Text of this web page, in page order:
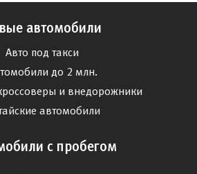
автомобили
Авто под такси
до 2 млн.
и внедорожники
автомобили
с пробегом